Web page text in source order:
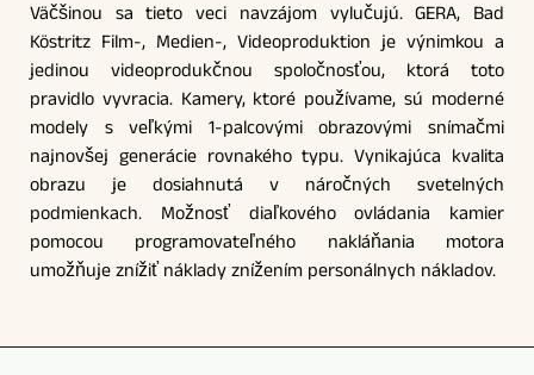
Väčšinou sa tieto veci navzájom vylučujú. GERA, Bad
Köstritz Film-, Medien-, Videoproduktion je výnimkou a
jedinou videoprodukčnou spoločnosťou, ktorá toto
pravidlo vyvracia. Kamery, ktoré používame, sú moderné
modely s veľkými 1-palcovými obrazovými snímačmi
najnovšej generácie rovnakého typu. Vynikajúca kvalita
obrazu je dosiahnutá v náročných svetelných
podmienkach. Možnosť diaľkového ovládania kamier
pomocou programovateľného nakláňania motora
umožňuje znížiť náklady znížením personálnych nákladov.